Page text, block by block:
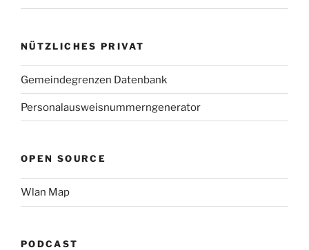
NÜTZLICHES PRIVAT
Gemeindegrenzen Datenbank
Personalausweisnummerngenerator
OPEN SOURCE
Wlan Map
PODCAST